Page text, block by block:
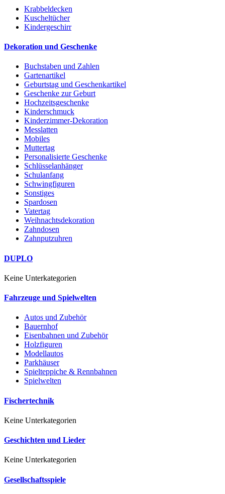
Krabbeldecken
Kuscheltücher
Kindergeschirr
Dekoration und Geschenke
Buchstaben und Zahlen
Gartenartikel
Geburtstag und Geschenkartikel
Geschenke zur Geburt
Hochzeitsgeschenke
Kinderschmuck
Kinderzimmer-Dekoration
Messlatten
Mobiles
Muttertag
Personalisierte Geschenke
Schlüsselanhänger
Schulanfang
Schwingfiguren
Sonstiges
Spardosen
Vatertag
Weihnachtsdekoration
Zahndosen
Zahnputzuhren
DUPLO
Keine Unterkategorien
Fahrzeuge und Spielwelten
Autos und Zubehör
Bauernhof
Eisenbahnen und Zubehör
Holzfiguren
Modellautos
Parkhäuser
Spielteppiche & Rennbahnen
Spielwelten
Fischertechnik
Keine Unterkategorien
Geschichten und Lieder
Keine Unterkategorien
Gesellschaftsspiele